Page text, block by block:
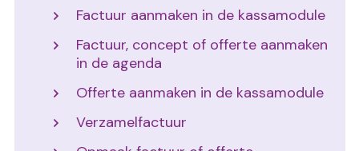
Factuur aanmaken in de kassamodule
Factuur, concept of offerte aanmaken
in de agenda
Offerte aanmaken in de kassamodule
Verzamelfactuur